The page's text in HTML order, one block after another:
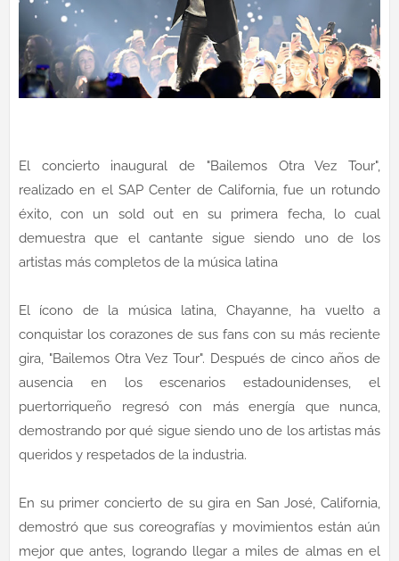
El concierto inaugural de "Bailemos Otra Vez Tour",
realizado en el SAP Center de California, fue un rotundo
éxito, con un sold out en su primera fecha, lo cual
demuestra que el cantante sigue siendo uno de los
artistas más completos de la música latina
El ícono de la música latina, Chayanne, ha vuelto a
conquistar los corazones de sus fans con su más reciente
gira, "Bailemos Otra Vez Tour". Después de cinco años de
ausencia en los escenarios estadounidenses, el
puertorriqueño regresó con más energía que nunca,
demostrando por qué sigue siendo uno de los artistas más
queridos y respetados de la industria.
En su primer concierto de su gira en San José, California,
demostró que sus coreografías y movimientos están aún
mejor que antes, logrando llegar a miles de almas en el